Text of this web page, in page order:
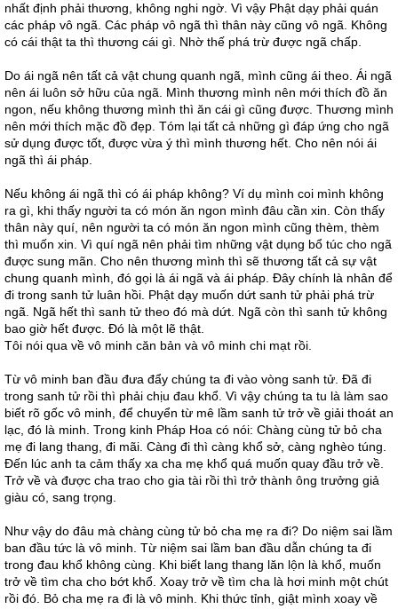
nhất định phải thương, không nghi ngờ. Vì vậy Phật dạy phải quán
các pháp vô ngã. Các pháp vô ngã thì thân này cũng vô ngã. Không
có cái thật ta thì thương cái gì. Nhờ thế phá trừ được ngã chấp.
Do ái ngã nên tất cả vật chung quanh ngã, mình cũng ái theo. Ái ngã
nên ái luôn sở hữu của ngã. Mình thương mình nên mới thích đồ ăn
ngon, nếu không thương mình thì ăn cái gì cũng được. Thương mình
nên mới thích mặc đồ đẹp. Tóm lại tất cả những gì đáp ứng cho ngã
sử dụng được tốt, được vừa ý thì mình thương hết. Cho nên nói ái
ngã thì ái pháp.
Nếu không ái ngã thì có ái pháp không? Ví dụ mình coi mình không
ra gì, khi thấy người ta có món ăn ngon mình đâu cần xin. Còn thấy
thân này quí, nên người ta có món ăn ngon mình cũng thèm, thèm
thì muốn xin. Vì quí ngã nên phải tìm những vật dụng bổ túc cho ngã
được sung mãn. Cho nên thương mình thì sẽ thương tất cả sự vật
chung quanh mình, đó gọi là ái ngã và ái pháp. Đây chính là nhân để
đi trong sanh tử luân hồi. Phật dạy muốn dứt sanh tử phải phá trừ
ngã. Ngã hết thì sanh tử theo đó mà dứt. Ngã còn thì sanh tử không
bao giờ hết được. Đó là một lẽ thật.
Tôi nói qua về vô minh căn bản và vô minh chi mạt rồi.
Từ vô minh ban đầu đưa đẩy chúng ta đi vào vòng sanh tử. Đã đi
trong sanh tử rồi thì phải chịu đau khổ. Vì vậy chúng ta tu là làm sao
biết rõ gốc vô minh, để chuyển từ mê lầm sanh tử trở về giải thoát an
lạc, đó là minh. Trong kinh Pháp Hoa có nói: Chàng cùng tử bỏ cha
mẹ đi lang thang, đi mãi. Càng đi thì càng khổ sở, càng nghèo túng.
Đến lúc anh ta cảm thấy xa cha mẹ khổ quá muốn quay đầu trở về.
Trở về và được cha trao cho gia tài rồi thì trở thành ông trưởng giả
giàu có, sang trọng.
Như vậy do đâu mà chàng cùng tử bỏ cha mẹ ra đi? Do niệm sai lầm
ban đầu tức là vô minh. Từ niệm sai lầm ban đầu dẫn chúng ta đi
trong đau khổ không cùng. Khi biết lang thang lăn lộn là khổ, muốn
trở về tìm cha cho bớt khổ. Xoay trở về tìm cha là hơi minh một chút
rồi đó. Bỏ cha mẹ ra đi là vô minh. Khi thức tỉnh, giật mình xoay về